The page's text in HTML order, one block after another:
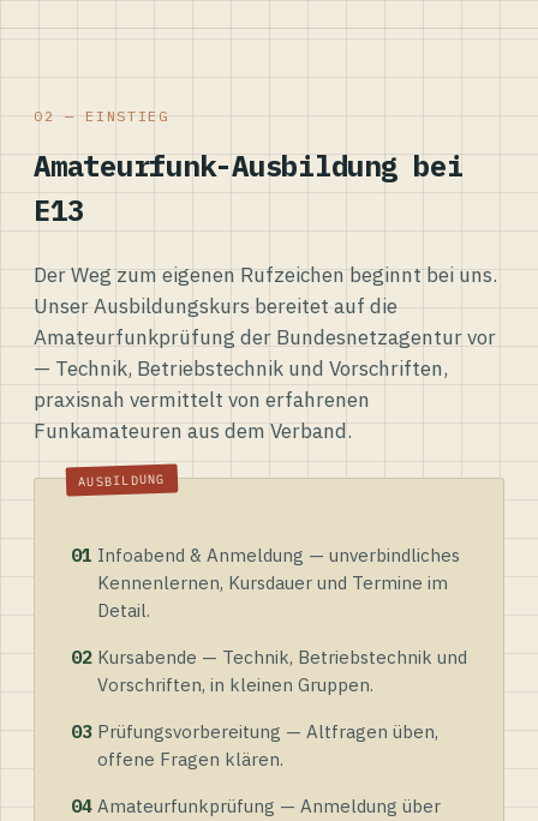
02 — EINSTIEG
Amateurfunk-Ausbildung bei
E13
Der Weg zum eigenen Rufzeichen beginnt bei uns.
Unser Ausbildungskurs bereitet auf die
Amateurfunkprüfung der Bundesnetzagentur vor
— Technik, Betriebstechnik und Vorschriften,
praxisnah vermittelt von erfahrenen
Funkamateuren aus dem Verband.
01 Infoabend & Anmeldung — unverbindliches
Kennenlernen, Kursdauer und Termine im
Detail.
02 Kursabende — Technik, Betriebstechnik und
Vorschriften, in kleinen Gruppen.
03 Prüfungsvorbereitung — Altfragen üben,
offene Fragen klären.
04 Amateurfunkprüfung — Anmeldung über